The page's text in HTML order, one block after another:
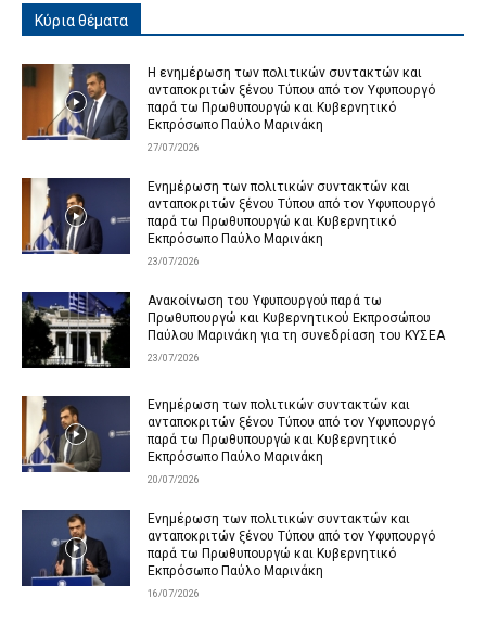
Κύρια θέματα
Η ενημέρωση των πολιτικών συντακτών και
ανταποκριτών ξένου Τύπου από τον Υφυπουργό
παρά τω Πρωθυπουργώ και Κυβερνητικό
Εκπρόσωπο Παύλο Μαρινάκη
27/07/2026
Ενημέρωση των πολιτικών συντακτών και
ανταποκριτών ξένου Τύπου από τον Υφυπουργό
παρά τω Πρωθυπουργώ και Κυβερνητικό
Εκπρόσωπο Παύλο Μαρινάκη
23/07/2026
Ανακοίνωση του Υφυπουργού παρά τω
Πρωθυπουργώ και Κυβερνητικού Εκπροσώπου
Παύλου Μαρινάκη για τη συνεδρίαση του ΚΥΣΕΑ
23/07/2026
Ενημέρωση των πολιτικών συντακτών και
ανταποκριτών ξένου Τύπου από τον Υφυπουργό
παρά τω Πρωθυπουργώ και Κυβερνητικό
Εκπρόσωπο Παύλο Μαρινάκη
20/07/2026
Ενημέρωση των πολιτικών συντακτών και
ανταποκριτών ξένου Τύπου από τον Υφυπουργό
παρά τω Πρωθυπουργώ και Κυβερνητικό
Εκπρόσωπο Παύλο Μαρινάκη
16/07/2026